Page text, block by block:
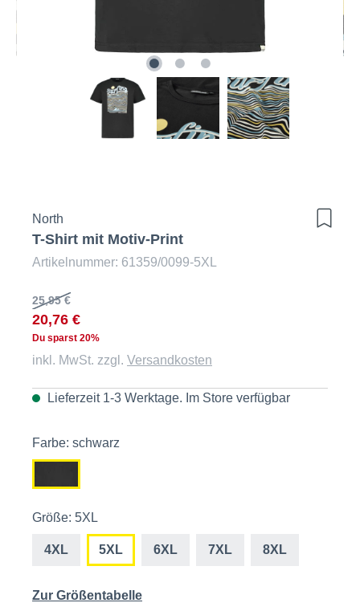
North
T-Shirt mit Motiv-Print
Artikelnummer: 61359/0099-5XL
25,95 €
20,76 €
Du sparst 20%
inkl. MwSt. zzgl. Versandkosten
Lieferzeit 1-3 Werktage. Im Store verfügbar
Farbe: schwarz
Größe: 5XL
4XL 5XL 6XL 7XL 8XL
Zur Größentabelle